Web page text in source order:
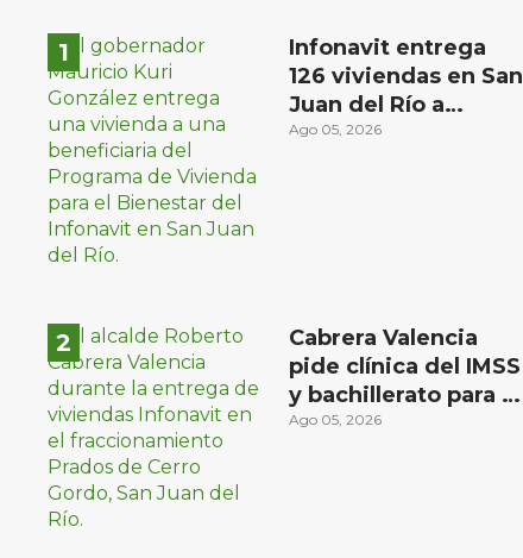
Infonavit entrega
126 viviendas en San
Juan del Río a
familias de bajos
Ago 05, 2026
Cabrera Valencia
pide clínica del IMSS
y bachillerato para la
zona oriente de San
Ago 05, 2026